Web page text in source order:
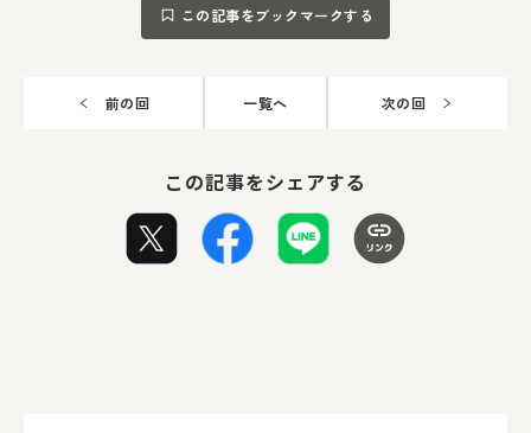
この記事をブックマークする
前の回 一覧へ 次の回
この記事をシェアする